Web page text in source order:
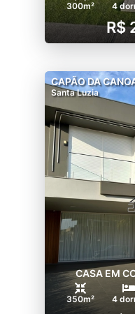
300m² 4
R$
CAPÃO DA
Santa Luzia
CASA EM
350m² 4